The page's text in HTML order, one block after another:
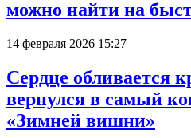
можно найти на
14 февраля 2026 15:27
Сердце обливается
вернулся в самый
«Зимней вишни»